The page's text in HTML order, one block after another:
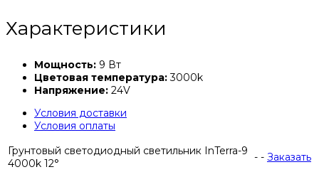
Характеристики
Мощность: 9 Вт
Цветовая температура:3000k
Напряжение: 24V
Условия доставки
Условия оплаты
Грунтовый светодиодный светильник InTerra-9
4000k 12°
- - Заказать